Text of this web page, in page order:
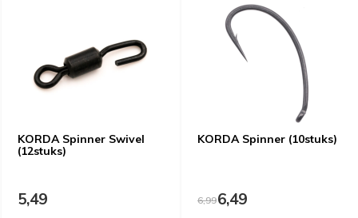
KORDA Spinner Swivel
(12stuks)
5,49
KORDA Spinner (10stuks)
6,996,49